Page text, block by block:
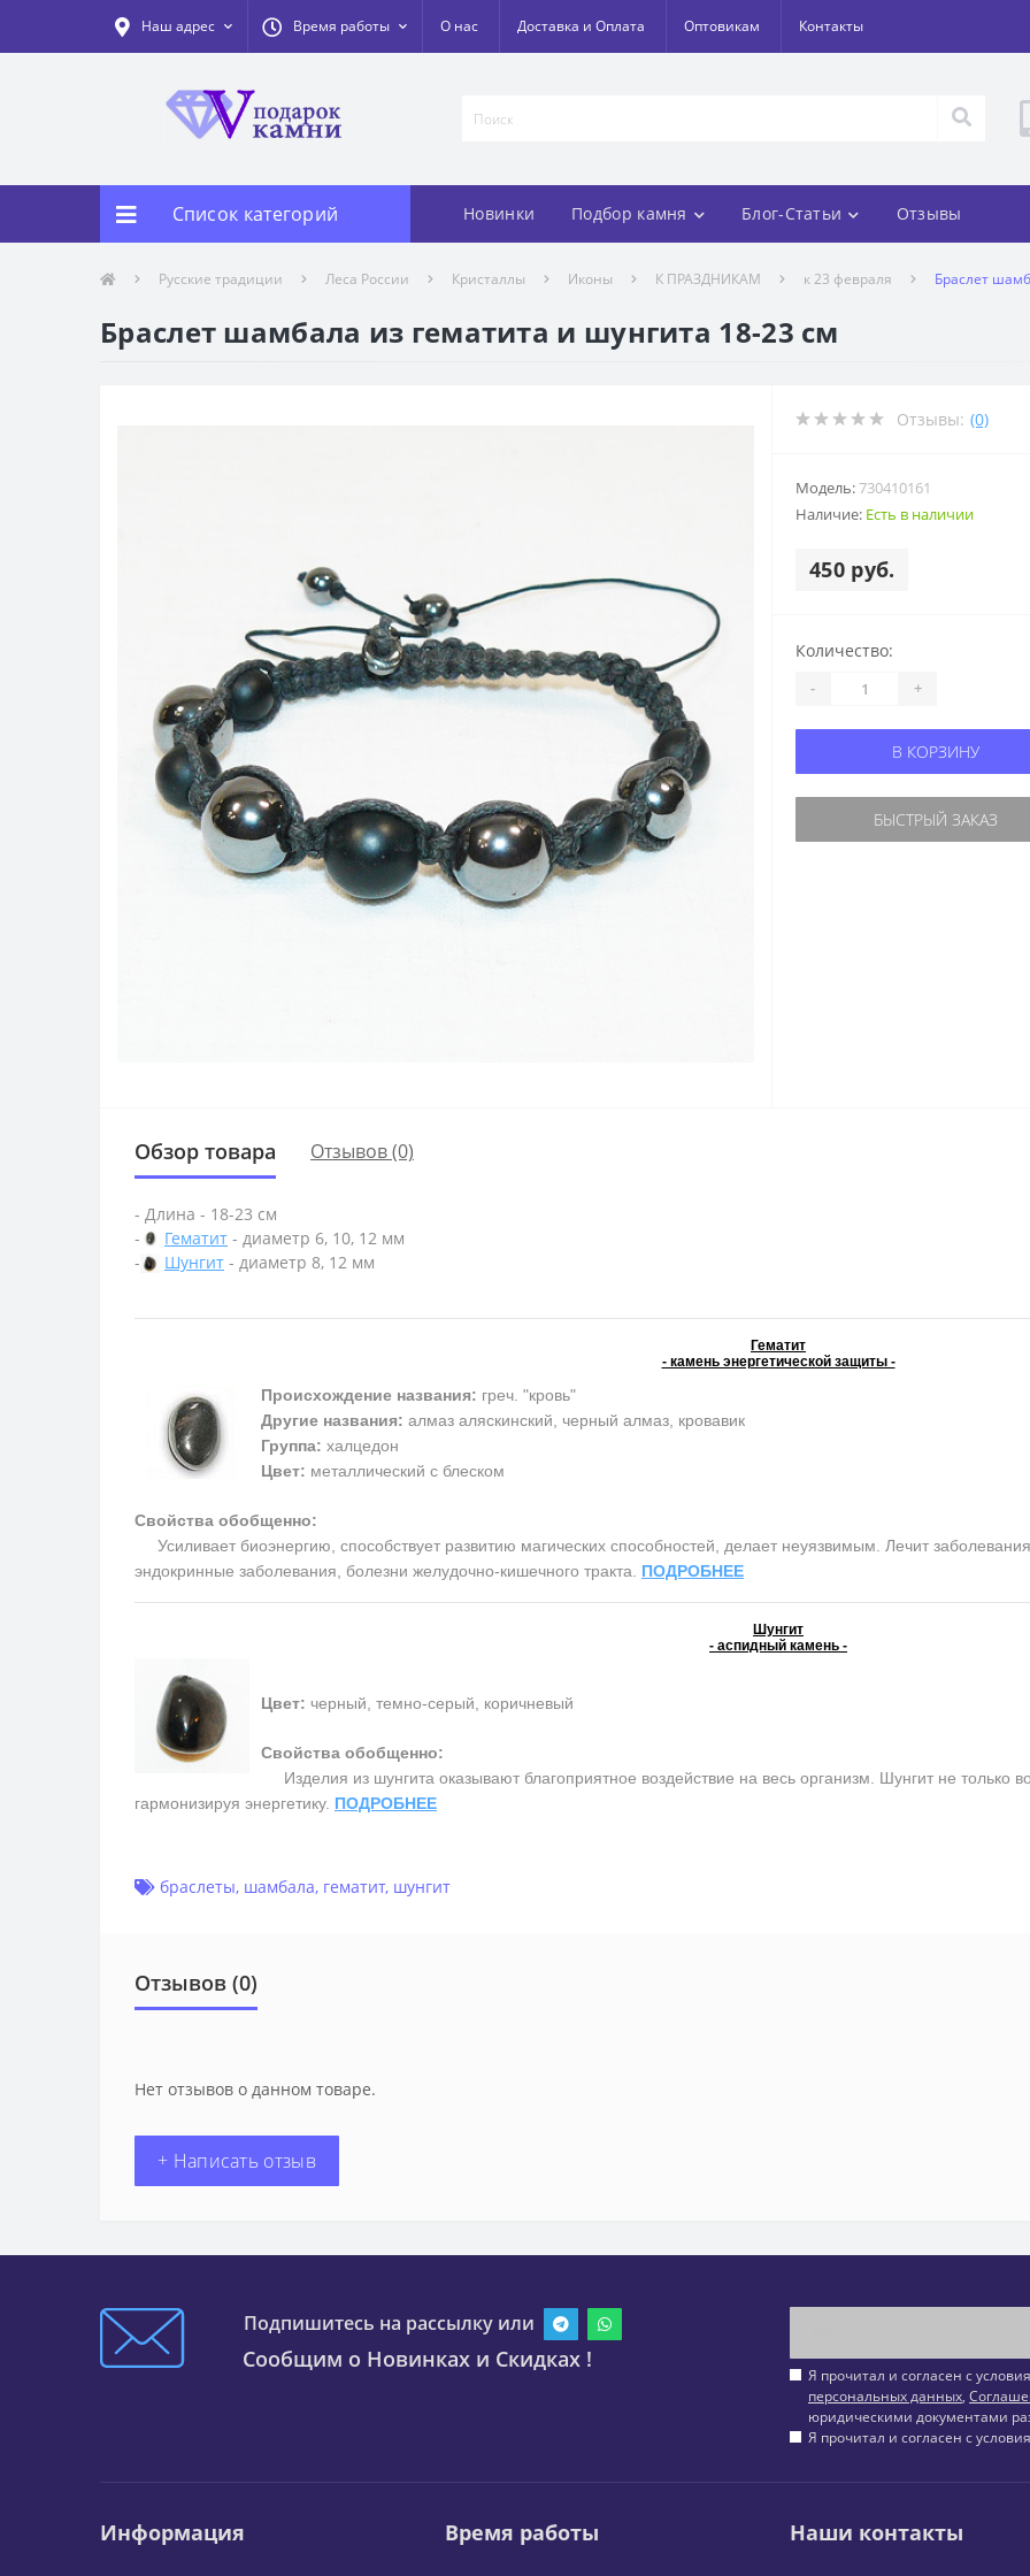
Наш адрес Время работы О нас Доставка и Оплата Оптовикам Контакты
Список категорий Новинки Подбор камня Блог-Статьи Отзывы
Русские традиции Леса России Кристаллы Иконы К ПРАЗДНИКАМ к 23 февраля Браслет
Браслет шамбала из гематита и шунгита 18-23 см
Отзывы: (0)
Модель:730410161
Наличие: Есть в наличии
450 руб.
Количество:
- +
В КОРЗИНУ
БЫСТРЫЙ ЗАКАЗ
Обзор товара Отзывов (0)
- Длина - 18-23 см
-
Гематит - диаметр 6, 10, 12 мм
-
Шунгит - диаметр 8, 12 мм
Гематит
- камень энергетической защиты -
Происхождение названия: греч. "кровь"
Другие названия: алмаз аляскинский, черный алмаз, кровавик
Группа: халцедон
Цвет: металлический с блеском
Свойства обобщенно:
Усиливает биоэнергию, способствует развитию магических способностей, делает неуязвимым. Лечит
эндокринные заболевания, болезни желудочно-кишечного тракта. ПОДРОБНЕЕ
Шунгит
- аспидный камень -
Цвет: черный, темно-серый, коричневый
Свойства обобщенно:
Изделия из шунгита оказывают благоприятное воздействие на весь организм. Шунгит не только
гармонизируя энергетику. ПОДРОБНЕЕ
браслеты, шамбала, гематит, шунгит
Отзывов (0)
Нет отзывов о данном товаре.
+ Написать отзыв
Подпишитесь на рассылку или
Сообщим о Новинках и Скидках !
Я прочитал и согласен с
персональных данных,
юридическими документами
Я прочитал и согласен с
Информация Время работы Наши контакты